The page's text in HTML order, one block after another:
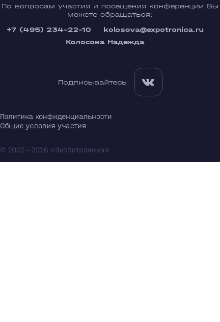
По вопросам участия и посещения конференции Вы
можете обращаться:
+7 (495) 234-22-10
kolosova@expotronica.ru
Колосова Надежда
Подписывайтесь:
Политика конфиденциальности
Общие условия участия
© 2002—2026 «Экспотроника»